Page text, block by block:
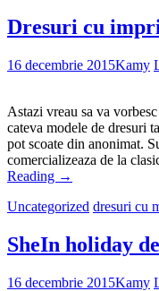
Dresuri cu
16 decembrie 2015Kamy
Astazi vreau sa va
cateva modele de dresuri
pot scoate din anonimat.
comercializeaza de la
Reading →
Uncategorized dresuri cu
SheIn holiday
16 decembrie 2015Kamy